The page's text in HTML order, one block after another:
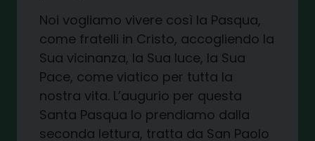
Noi vogliamo vivere così la Pasqua,
come fratelli in Cristo, accogliendo la
Sua vicinanza, la Sua luce, la Sua
Pace, come viatico per tutta la
nostra vita. L’augurio per questa
Santa Pasqua lo prendiamo dalla
seconda lettura, tratta da San Paolo